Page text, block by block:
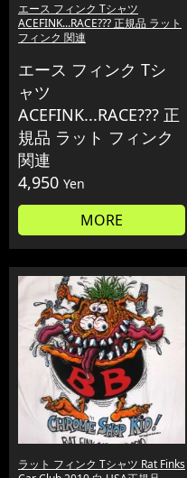
エース フィンク Tシャツ
ACEFINK...RACE??? 正規品 ラット
フィンク 関連
エース フィンク Tシ
ャツ
ACEFINK...RACE??? 正
規品 ラット フィンク
関連
4,950 Yen
MORE
ラット フィンク Tシャツ Rat Finks